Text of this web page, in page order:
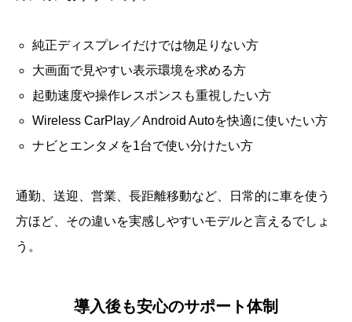
純正ディスプレイだけでは物足りない方
大画面で見やすい表示環境を求める方
起動速度や操作レスポンスも重視したい方
Wireless CarPlay／Android Autoを快適に使いたい方
ナビとエンタメを1台で使い分けたい方
通勤、送迎、営業、長距離移動など、日常的に車を使う
方ほど、その違いを実感しやすいモデルと言えるでしょ
う。
導入後も安心のサポート体制